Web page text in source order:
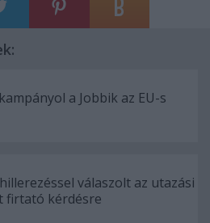
a Jobbik az EU-s
válaszolt az utazási
firtató kérdésre